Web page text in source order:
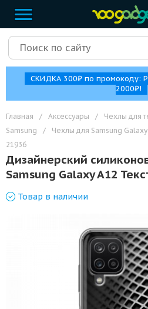
СКИДКА 300₽ по промокоду:
2000₽!
Главная / Аксессуары / Чехлы для
Samsung
/ Чехлы для Samsung Galaxy
21936
Дизайнерский
Samsung Galaxy A12
Товар в наличии